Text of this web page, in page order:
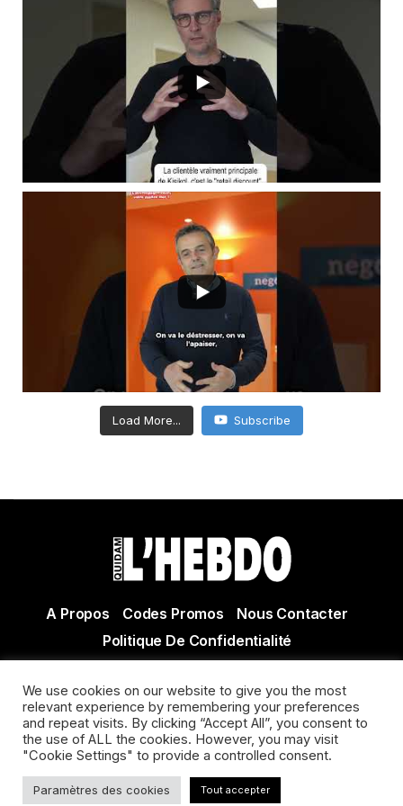
Load More... Subscribe
A Propos Codes Promos
Nous Contacter
Politique De Confidentialité
Actualité Agen - Actualité en lot et Garonne - Actualité
Villeneuve sur Lot
We use cookies on our website to give you the most
relevant experience by remembering your preferences
and repeat visits. By clicking “Accept All”, you consent to
the use of ALL the cookies. However, you may visit
"Cookie Settings" to provide a controlled consent.
Paramètres des cookies Tout accepter